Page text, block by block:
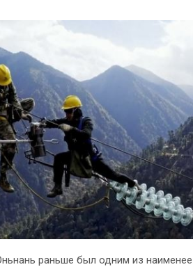
раньше был одним из наименее